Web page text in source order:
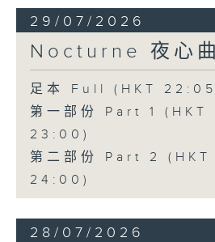
29/07/2026
Nocturne 夜心曲
足本 Full (HKT
第一部份 Part 1
23:00)
第二部份 Part 2
24:00)
28/07/2026